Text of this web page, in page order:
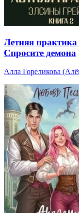
Летняя
Спросите демона
Алла Гореликова